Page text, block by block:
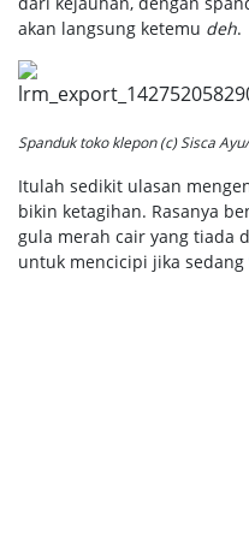
akan langsung ketemu deh.
Spanduk toko klepon (c) Sisca
Itulah sedikit ulasan
bikin ketagihan. Rasanya
gula merah cair yang tiada
untuk mencicipi jika sedang